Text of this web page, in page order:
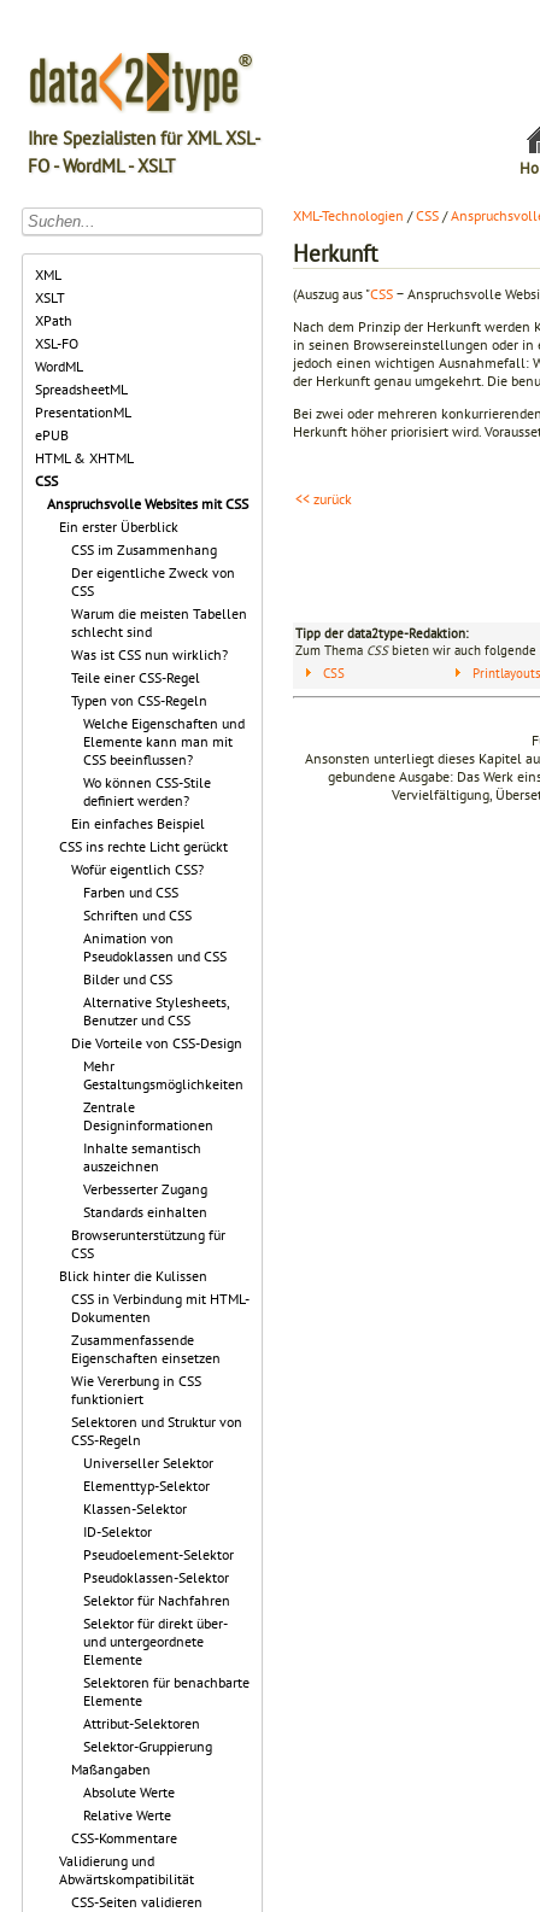
Ihre Spezialisten für XML XSL-
FO - WordML - XSLT
XML
XSLT
XPath
XSL-FO
WordML
SpreadsheetML
PresentationML
ePUB
HTML & XHTML
CSS
Anspruchsvolle Websites mit CSS
Ein erster Überblick
CSS im Zusammenhang
Der eigentliche Zweck von
CSS
Warum die meisten Tabellen
schlecht sind
Was ist CSS nun wirklich?
Teile einer CSS-Regel
Typen von CSS-Regeln
Welche Eigenschaften und
Elemente kann man mit
CSS beeinflussen?
Wo können CSS-Stile
definiert werden?
Ein einfaches Beispiel
CSS ins rechte Licht gerückt
Wofür eigentlich CSS?
Farben und CSS
Schriften und CSS
Animation von
Pseudoklassen und CSS
Bilder und CSS
Alternative Stylesheets,
Benutzer und CSS
Die Vorteile von CSS-Design
Mehr
Gestaltungsmöglichkeiten
Zentrale
Designinformationen
Inhalte semantisch
auszeichnen
Verbesserter Zugang
Standards einhalten
Browserunterstützung für
CSS
Blick hinter die Kulissen
CSS in Verbindung mit HTML-
Dokumenten
Zusammenfassende
Eigenschaften einsetzen
Wie Vererbung in CSS
funktioniert
Selektoren und Struktur von
CSS-Regeln
Universeller Selektor
Elementtyp-Selektor
Klassen-Selektor
ID-Selektor
Pseudoelement-Selektor
Pseudoklassen-Selektor
Selektor für Nachfahren
Selektor für direkt über-
und untergeordnete
Elemente
Selektoren für benachbarte
Elemente
Attribut-Selektoren
Selektor-Gruppierung
Maßangaben
Absolute Werte
Relative Werte
CSS-Kommentare
Validierung und
Abwärtskompatibilität
CSS-Seiten validieren
XML-Technologien /CSS /
Herkunft
(Auszug aus "CSS − Anspruchsvolle
Nach dem Prinzip der Herkunft werden
in seinen Browsereinstellungen oder in
jedoch einen wichtigen Ausnahmefall:
der Herkunft genau umgekehrt. Die
Bei zwei oder mehreren
Herkunft höher priorisiert wird.
<< zurück
Tipp der data2type-Redaktion:
Zum Thema CSSbieten wir auch folgende
CSS
Ansonsten unterliegt dieses Kapitel
gebundene Ausgabe: Das Werk
Vervielfältigung,